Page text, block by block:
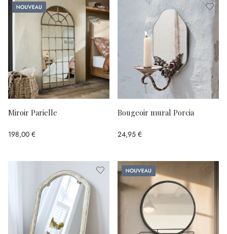
Nouveau
Miroir Parielle
198,00 €
Bougeoir mural Porcia
24,95 €
Nouveau